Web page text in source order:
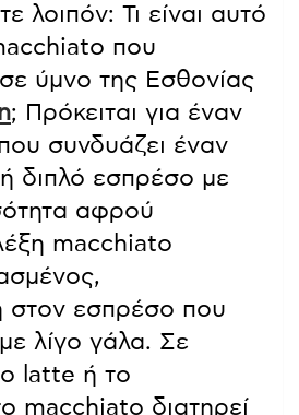
λοιπόν: Τι είναι αυτό
που
ύμνο της Εσθονίας
; Πρόκειται για έναν
συνδυάζει έναν
διπλό εσπρέσο με
αφρού
macchiato
στον εσπρέσο που
λίγο γάλα. Σε
latte ή το
macchiato διατηρεί